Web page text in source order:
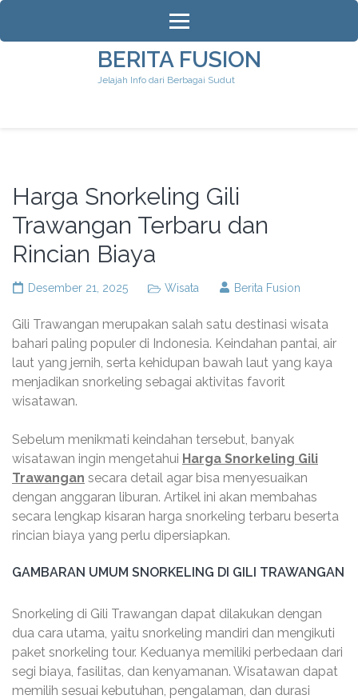
Lompat
konten
BERITA FUSION
Jelajah Info dari Berbagai Sudut
Harga Snorkeling Gili
Trawangan Terbaru dan
Rincian Biaya
Desember 21, 2025 Wisata Berita Fusion
Gili Trawangan merupakan salah satu destinasi wisata
bahari paling populer di Indonesia. Keindahan pantai, air
laut yang jernih, serta kehidupan bawah laut yang kaya
menjadikan snorkeling sebagai aktivitas favorit
wisatawan.
Sebelum menikmati keindahan tersebut, banyak
wisatawan ingin mengetahui Harga Snorkeling Gili
Trawangan secara detail agar bisa menyesuaikan
dengan anggaran liburan. Artikel ini akan membahas
secara lengkap kisaran harga snorkeling terbaru beserta
rincian biaya yang perlu dipersiapkan.
GAMBARAN UMUM SNORKELING DI GILI TRAWANGAN
Snorkeling di Gili Trawangan dapat dilakukan dengan
dua cara utama, yaitu snorkeling mandiri dan mengikuti
paket snorkeling tour. Keduanya memiliki perbedaan dari
segi biaya, fasilitas, dan kenyamanan. Wisatawan dapat
memilih sesuai kebutuhan, pengalaman, dan durasi